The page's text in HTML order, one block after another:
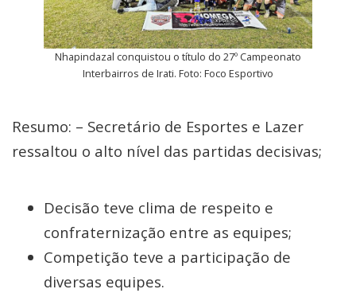
Nhapindazal conquistou o título do 27º Campeonato
Interbairros de Irati. Foto: Foco Esportivo
Resumo: – Secretário de Esportes e Lazer
ressaltou o alto nível das partidas decisivas;
Decisão teve clima de respeito e
confraternização entre as equipes;
Competição teve a participação de
diversas equipes.